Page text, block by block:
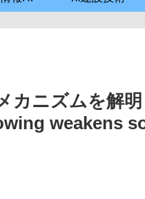
カニズムを解
weakens